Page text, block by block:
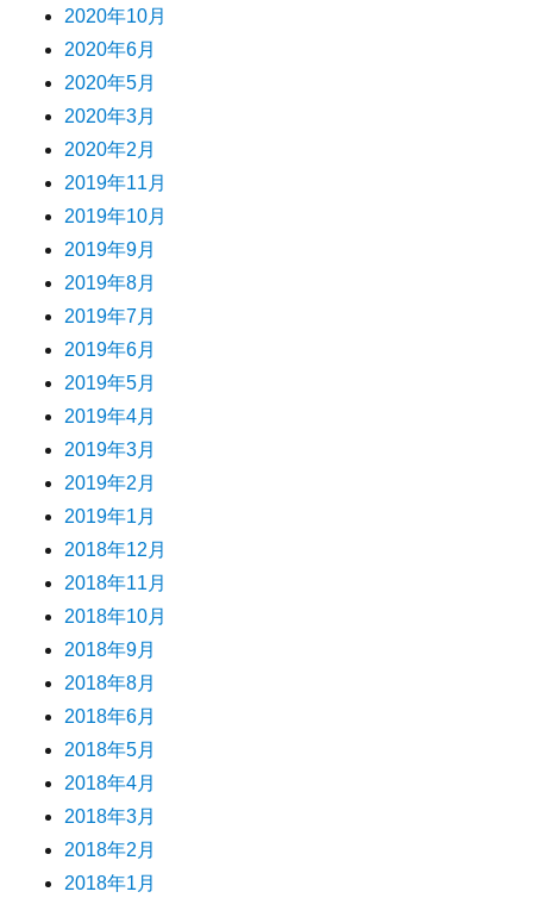
2020年10月
2020年6月
2020年5月
2020年3月
2020年2月
2019年11月
2019年10月
2019年9月
2019年8月
2019年7月
2019年6月
2019年5月
2019年4月
2019年3月
2019年2月
2019年1月
2018年12月
2018年11月
2018年10月
2018年9月
2018年8月
2018年6月
2018年5月
2018年4月
2018年3月
2018年2月
2018年1月